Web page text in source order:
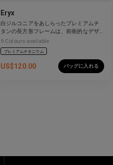
Eryx
白ジルコニアをあしらったプレミアムチ
タンの長方形フレームは、前衛的なデザ
インと強烈な輝きを見せています。
9 Colours available
プレミアムチタニウム
US$120.00 バッグに入れる